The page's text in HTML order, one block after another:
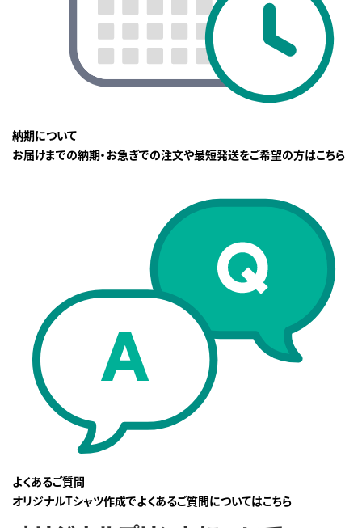
納期について
お届けまでの納期・お急ぎでの注文や最短発送をご希望の方はこちら
よくあるご質問
オリジナルTシャツ作成でよくあるご質問についてはこちら